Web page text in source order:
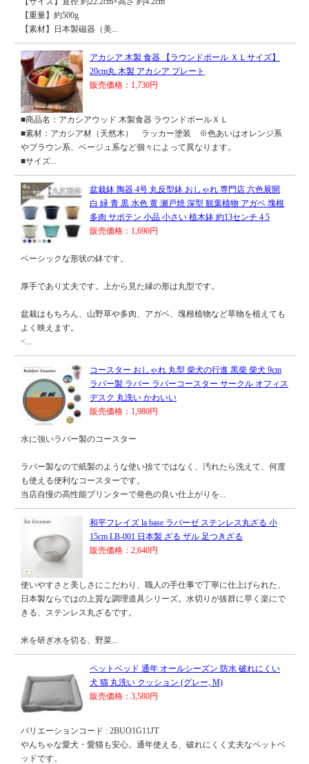
【重量】約500g
【素材】日本製磁器（美...
アカシア 木製 食器 【ラウンドボール ＸＬサイズ】
20cm丸 木製 アカシア プレート
販売価格：1,730円
■商品名：アカシアウッド 木製食器 ラウンドボールＸＬ
■素材：アカシア材（天然木） ラッカー塗装 ※色あいはオレンジ系
やブラウン系、ベージュ系など個々によって異なります。
■サイズ...
盆栽鉢 陶器 4号 丸反型鉢 おしゃれ 専門店 六色展開
白 緑 青 黒 水色 黄 瀬戸焼 深型 観葉植物 アガベ 塊根
多肉 サボテン 小品 小さい 植木鉢 約13センチ 4 5
販売価格：1,690円
ベーシックな形状の鉢です。
厚手であり丈夫です。上から見た縁の形は丸型です。
盆栽はもちろん、山野草や多肉、アガベ、塊根植物など草物を植えても
よく映えます。
<...
コースター おしゃれ 丸型 柴犬の行進 黒柴 柴犬 9cm
ラバー製 ラバー ラバーコースター サークル オフィス
デスク 丸洗い かわいい
販売価格：1,980円
水に強いラバー製のコースター
ラバー製なので紙製のような使い捨てではなく、汚れたら洗えて、何度
も使える便利なコースターです。
当店自慢の高性能プリンターで発色の良い仕上がりを...
和平フレイズ la base ラバーゼ ステンレス丸ざる 小
15cm LB-001 日本製 ざる ザル 足つきざる
販売価格：2,640円
使いやすさと美しさにこだわり、職人の手仕事で丁寧に仕上げられた、
日本製ならではの上質な調理道具シリーズ。水切りが抜群に早く楽にで
きる、ステンレス丸ざるです。
米を研ぎ水を切る、野菜...
ペットベッド 通年 オールシーズン 防水 破れにくい
犬 猫 丸洗い クッション (グレー, M)
販売価格：3,580円
バリエーションコード : 2BUO1G11JT
やんちゃな愛犬・愛猫も安心。通年使える、破れにくく丈夫なペットベ
ッドです。